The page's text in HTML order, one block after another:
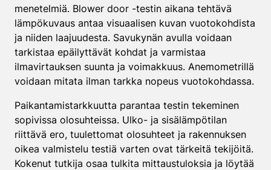
menetelmiä. Blower door -testin aikana tehtävä
lämpökuvaus antaa visuaalisen kuvan vuotokohdista
ja niiden laajuudesta. Savukynän avulla voidaan
tarkistaa epäilyttävät kohdat ja varmistaa
ilmavirtauksen suunta ja voimakkuus. Anemometrillä
voidaan mitata ilman tarkka nopeus vuotokohdassa.
Paikantamistarkkuutta parantaa testin tekeminen
sopivissa olosuhteissa. Ulko- ja sisälämpötilan
riittävä ero, tuulettomat olosuhteet ja rakennuksen
oikea valmistelu testiä varten ovat tärkeitä tekijöitä.
Kokenut tutkija osaa tulkita mittaustuloksia ja löytää